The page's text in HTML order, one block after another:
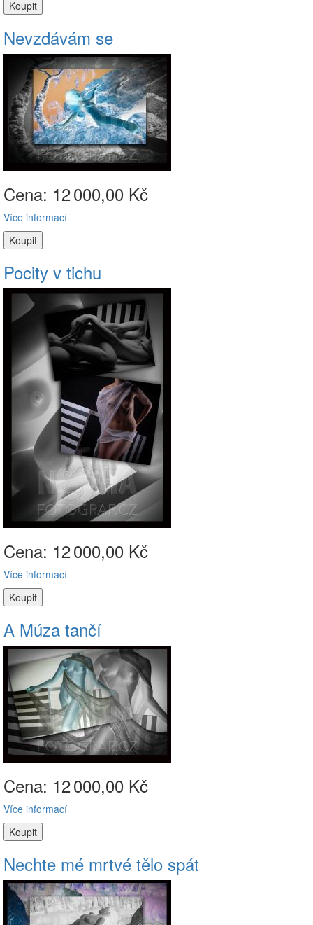
Nevzdávám se
Cena: 12000,00 Kč
Více informací
Pocity v tichu
Cena: 12000,00 Kč
Více informací
A Múza tančí
Cena: 12000,00 Kč
Více informací
Nechte mé mrtvé tělo spát